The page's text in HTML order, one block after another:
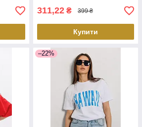
311,22 ₴ 399 ₴
Купити
–22%